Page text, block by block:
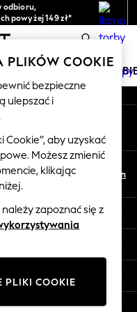
odbioru,
powyżej 149 zł*
0
En
PLIKÓW COOKIE
bezpieczne
ulepszać i
Cookie”, aby uzyskać
Możesz zmienić
klikając
zapoznać się z
PLIKI COOKIE